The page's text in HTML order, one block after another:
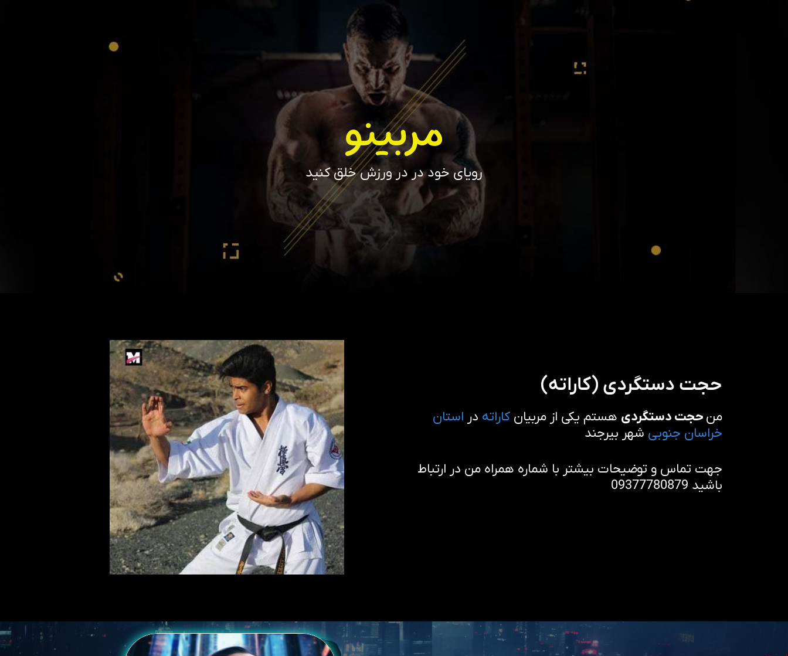
مربینو
رویای خود در در ورزش خلق کنید
حجت دستگردی (کاراته)
من حجت دستگردی هستم یکی از مربیان کاراته در استان
خراسان جنوبی شهر بیرجند
جهت تماس و توضیحات بیشتر با شماره همراه من در ارتباط
باشید 09377780879